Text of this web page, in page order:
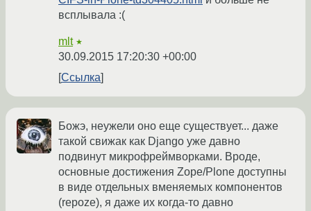
всплывала :(
mlt ★
30.09.2015 17:20:30 +00:00
Ссылка
Божэ, неужели оно еще существует... даже
такой свижак как Django уже давно
подвинут микрофреймворками. Вроде,
основные достижения Zope/Plone доступны
в виде отдельных вменяемых компонентов
(repoze), я даже их когда-то давно